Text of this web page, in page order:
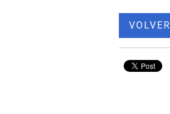
VOLVER